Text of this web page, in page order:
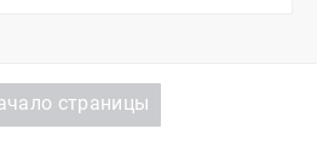
страницы